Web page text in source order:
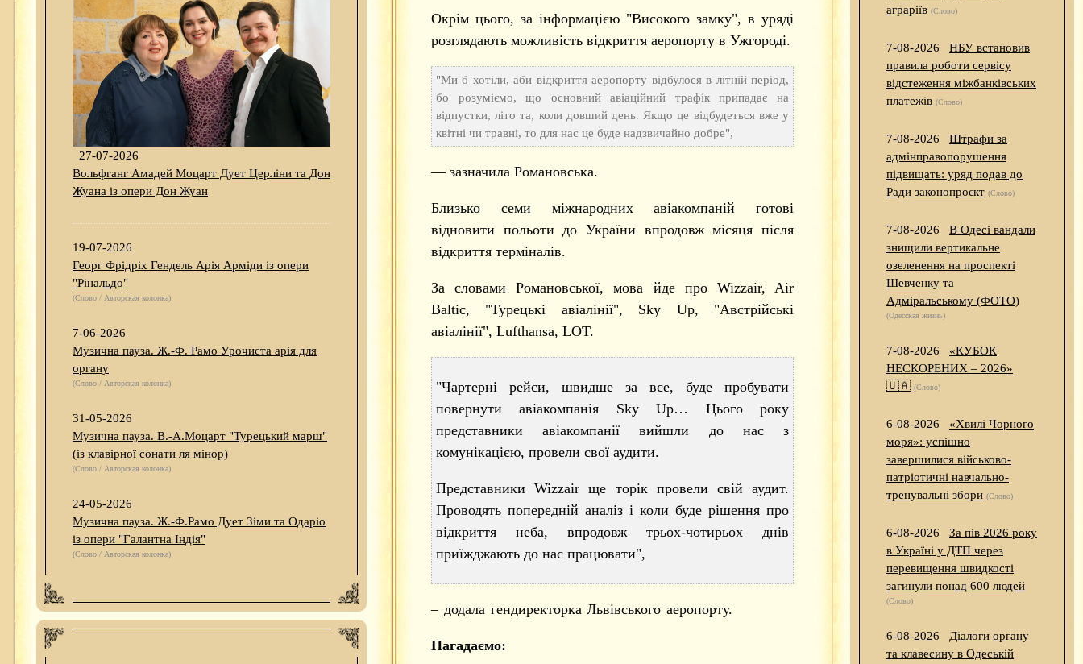
27-07-2026
Вольфганг Амадей Моцарт Дует Церліни та Дон
Жуана із опери Дон Жуан
19-07-2026
Георг Фрідріх Гендель Арія Арміди із опери
"Рінальдо"
(Слово / Авторская колонка)
7-06-2026
Музична пауза. Ж.-Ф. Рамо Урочиста арія для
органу
(Слово / Авторская колонка)
31-05-2026
Музична пауза. В.-А.Моцарт "Турецький марш"
(із клавірної сонати ля мінор)
(Слово / Авторская колонка)
24-05-2026
Музична пауза. Ж.-Ф.Рамо Дует Зіми та Одаріо
із опери "Галантна Індія"
(Слово / Авторская колонка)
Окрім цього, за інформацією "Високого замку", в уряді
розглядають можливість відкриття аеропорту в Ужгороді.
"Ми б хотіли, аби відкриття аеропорту відбулося в літній період,
бо розуміємо, що основний авіаційний трафік припадає на
відпустки, літо та, коли довший день. Якщо це відбудеться вже у
квітні чи травні, то для нас це буде надзвичайно добре",
— зазначила Романовська.
Близько семи міжнародних авіакомпаній готові
відновити польоти до України впродовж місяця після
відкриття терміналів.
За словами Романовської, мова йде про Wizzair, Air
Baltic, "Турецькі авіалінії", Sky Up, "Австрійські
авіалінії", Lufthansa, LOT.
"Чартерні рейси, швидше за все, буде пробувати
повернути авіакомпанія Sky Up… Цього року
представники авіакомпанії вийшли до нас з
комунікацією, провели свої аудити.
Представники Wizzair ще торік провели свій аудит.
Проводять попередній аналіз і коли буде рішення про
відкриття неба, впродовж трьох-чотирьох днів
приїжджають до нас працювати",
– додала гендиректорка Львівського аеропорту.
Нагадаємо:
аграріїв (Слово)
7-08-2026
НБУ встановив
правила роботи сервісу
відстеження міжбанківських
платежів (Слово)
7-08-2026
Штрафи за
адмінправопорушення
підвищать: уряд подав до
Ради законопроєкт (Слово)
7-08-2026
В Одесі вандали
знищили вертикальне
озеленення на проспекті
Шевченку та
Адміральському (ФОТО)
(Одесская жизнь)
7-08-2026
«КУБОК
НЕСКОРЕНИХ – 2026»
🇺🇦 (Слово)
6-08-2026
«Хвилі Чорного
моря»: успішно
завершилися військово-
патріотичні навчально-
тренувальні збори (Слово)
6-08-2026
За пів 2026 року
в Україні у ДТП через
перевищення швидкості
загинули понад 600 людей
(Слово)
6-08-2026
Діалоги органу
та клавесину в Одеській